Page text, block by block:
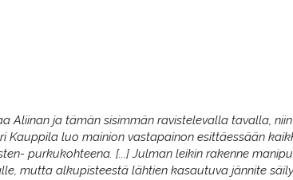
ja tämän sisimmän ravistelevalla tavalla, niin
luo mainion vastapainon esittäessään
purkukohteena. [...] Julman leikin rakenne
mutta alkupisteestä lähtien kasautuva jännite